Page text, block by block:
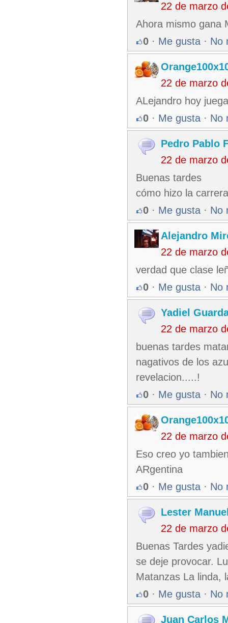
22 de marzo
Ahora mismo gana
0 · Me gusta · No
22 de marzo
ALejandro hoy
0 · Me gusta · No
Pedro Pablo
22 de marzo
Buenas tardes
cómo hizo la
0 · Me gusta · No
Alejandro
22 de marzo
verdad que clase
0 · Me gusta · No
Yadiel
22 de marzo
buenas tardes
nagativos de los
revelacion.....!
0 · Me gusta · No
22 de marzo
Eso creo yo
ARgentina
0 · Me gusta · No
Lester
22 de marzo
Buenas Tardes
se deje provocar.
Matanzas La linda,
0 · Me gusta · No
Juan Carlos